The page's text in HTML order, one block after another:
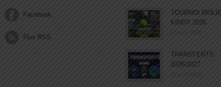
Facebook
Flux RSS
TOURNOI
KINDY 2026
03 août 2026
TRANSFERTS
2026/2027
03 août 2026